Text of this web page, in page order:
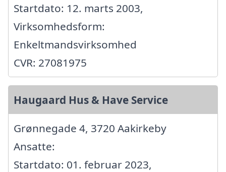
Startdato: 12. marts 2003,
Virksomhedsform:
Enkeltmandsvirksomhed
CVR: 27081975
Haugaard Hus & Have Service
Grønnegade 4, 3720 Aakirkeby
Ansatte:
Startdato: 01. februar 2023,